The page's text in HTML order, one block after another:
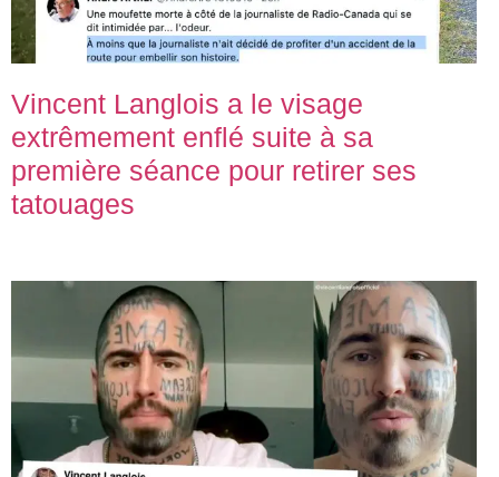
Vincent Langlois a le visage
extrêmement enflé suite à sa
première séance pour retirer ses
tatouages